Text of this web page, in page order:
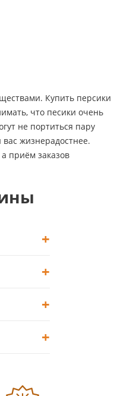
Купить персики
что песики очень
не портиться пару
жизнерадостнее.
приём заказов